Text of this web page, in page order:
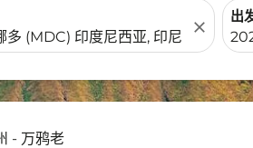
close
出
fc-
- 万鸦老